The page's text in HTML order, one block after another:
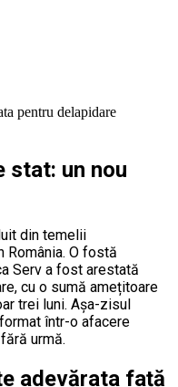
stat: un nou
din temelii
O fostă
Serv a fost arestată
cu o sumă amețitoare
trei luni. Așa-zisul
într-o afacere
urmă.
adevărata față